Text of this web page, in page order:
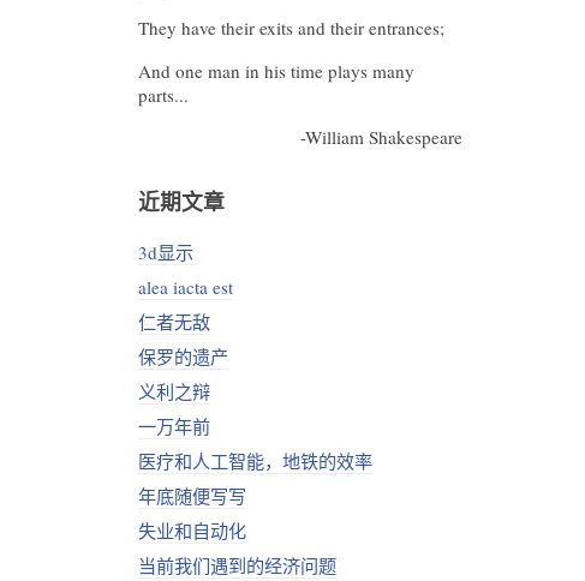
They have their exits and their entrances;
And one man in his time plays many
parts...
-William Shakespeare
近期文章
3d显示
alea iacta est
仁者无敌
保罗的遗产
义利之辩
一万年前
医疗和人工智能，地铁的效率
年底随便写写
失业和自动化
当前我们遇到的经济问题